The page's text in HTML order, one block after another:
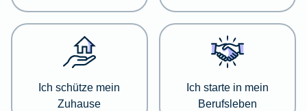
die
passende
Kategorie
Ich schütze mein
Zuhause
Ich starte in mein
Berufsleben